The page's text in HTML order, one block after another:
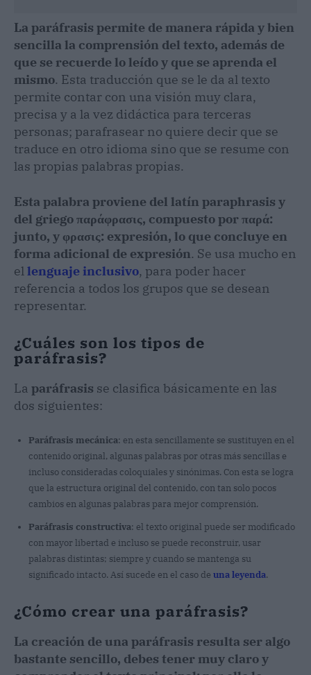
La paráfrasis permite de manera rápida y bien
sencilla la comprensión del texto, además de
que se recuerde lo leído y que se aprenda el
mismo. Esta traducción que se le da al texto
permite contar con una visión muy clara,
precisa y a la vez didáctica para terceras
personas; parafrasear no quiere decir que se
traduce en otro idioma sino que se resume con
las propias palabras propias.
Esta palabra proviene del latín paraphrasis y
del griego παράφρασις, compuesto por παρά:
junto, y φρασις: expresión, lo que concluye en
forma adicional de expresión. Se usa mucho en
ellenguaje inclusivo, para poder hacer
referencia a todos los grupos que se desean
representar.
¿Cuáles son los tipos de
paráfrasis?
La paráfrasis se clasifica básicamente en las
dos siguientes:
Paráfrasis mecánica: en esta sencillamente se sustituyen en el
contenido original, algunas palabras por otras más sencillas e
incluso consideradas coloquiales y sinónimas. Con esta se logra
que la estructura original del contenido, con tan solo pocos
cambios en algunas palabras para mejor comprensión.
Paráfrasis constructiva: el texto original puede ser modificado
con mayor libertad e incluso se puede reconstruir, usar
palabras distintas; siempre y cuando se mantenga su
significado intacto. Así sucede en el caso de una leyenda.
¿Cómo crear una paráfrasis?
La creación de una paráfrasis resulta ser algo
bastante sencillo, debes tener muy claro y